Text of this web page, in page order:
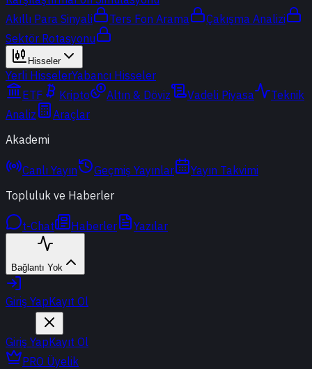
Akıllı Para Sinyali
Ters Fon Arama
Çakışma Analizi
Sektör Rotasyonu
Hisseler
Yerli HisselerYabancı Hisseler
ETF
Kripto Altın & Döviz Vadeli Piyasa
Teknik
Analiz
Araçlar
Akademi
Canlı Yayın Geçmiş Yayınlar
Yayın Takvimi
Topluluk ve Haberler
t-Chat Haberler Yazılar
Bağlantı Yok
Giriş YapKayıt Ol
Giriş YapKayıt Ol
PRO Üyelik